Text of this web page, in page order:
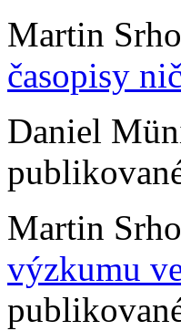
Martin
časopisy
Daniel
Martin
výzkumu